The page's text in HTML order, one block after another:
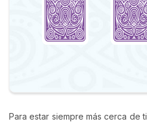
Para estar siempre más cerca de